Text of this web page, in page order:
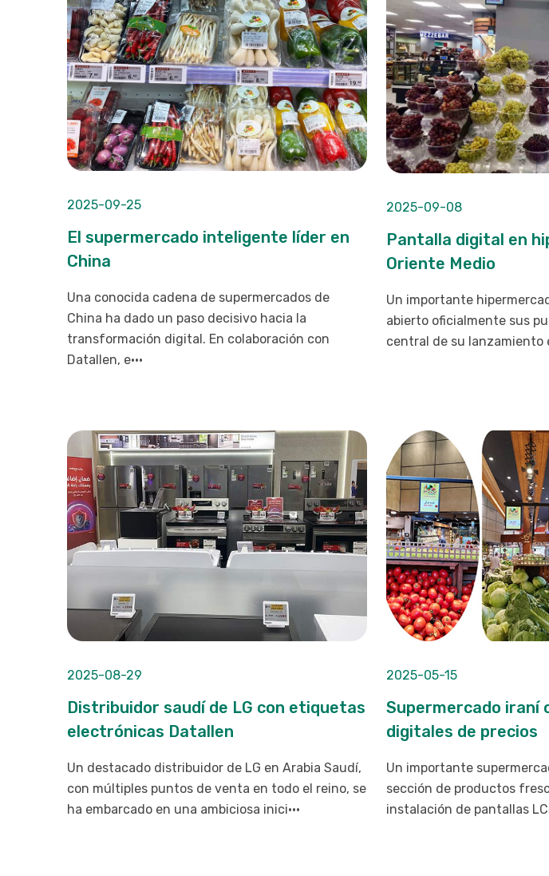
2025-09-25
El supermercado inteligente líder en
China
Una conocida cadena de supermercados de
China ha dado un paso decisivo hacia la
transformación digital. En colaboración con
Datallen, e···
2025-09-08
Pantalla digital en
Oriente Medio
Un importante
abierto oficialmente sus
central de su lanzamiento
2025-08-29
Distribuidor saudí de LG con etiquetas
electrónicas Datallen
Un destacado distribuidor de LG en Arabia Saudí,
con múltiples puntos de venta en todo el reino, se
ha embarcado en una ambiciosa inici···
2025-05-15
Supermercado iraní
digitales de precios
Un importante
sección de productos
instalación de pantallas